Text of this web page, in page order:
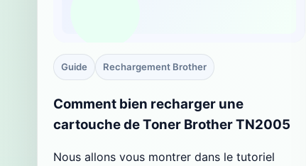
Guide Rechargement Brother
Comment bien recharger une
cartouche de Toner Brother TN2005
Nous allons vous montrer dans le tutoriel